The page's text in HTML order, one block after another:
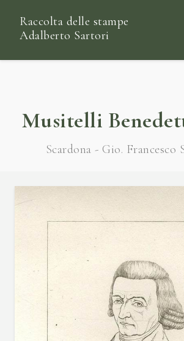
Raccolta delle stampe
Adalberto Sartori
Musitelli
Scardona - Gio. Francesco